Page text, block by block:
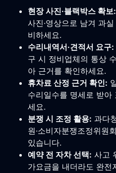
현장 사진·블랙박스 확보:
사진·영상으로 남겨 과
비하세요.
수리내역서·견적서 요구:
구 시 정비업체의 통상
아 근거를 확인하세요.
휴차료 산정 근거 확인:
수리일수를 명세로 받아
세요.
분쟁 시 조정 활용: 과다
원·소비자분쟁조정위원
있습니다.
예약 전 자차 선택: 사고
가요금을 내더라도 완전